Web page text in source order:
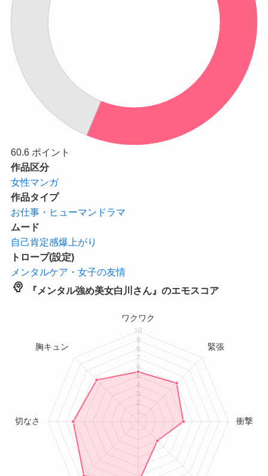
60.6 ポイント
作品区分
女性マンガ
作品タイプ
お仕事・ヒューマンドラマ
ムード
自己肯定感爆上がり
トロープ(設定)
メンタルケア・女子の友情
psychology 『メンタル強め美女白川さん』のエモスコア